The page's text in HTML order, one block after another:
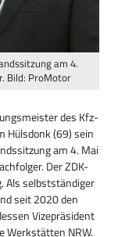
am 4.
Bild: ProMotor
des Kfz-
Hülsdonk (69) sein
am 4. Mai
Der ZDK-
Als selbstständiger
seit 2020 den
Vizepräsident
Werkstätten NRW.